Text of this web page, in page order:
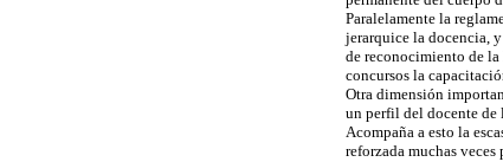
Paralelamente la
jerarquice la docencia,
de reconocimiento de la
concursos la
Otra dimensión
un perfil del docente de
Acompaña a esto la
reforzada muchas